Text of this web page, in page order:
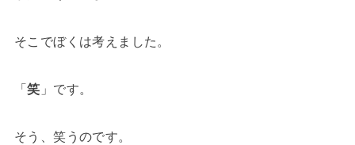
そこでぼくは考えました。
「笑 」です。
そう、笑うのです。